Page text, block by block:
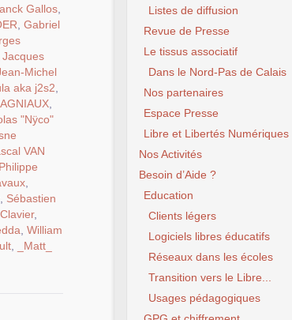
Gallos
Gabriel
Jacques
Michel
aka j2s2
"Nÿco"
VAN
Philippe
Sébastien
,
William
_Matt_
Listes de diffusion
Revue de Presse
Le tissus associatif
Dans le Nord-Pas de Calais
Nos partenaires
Espace Presse
Libre et Libertés Numériques
Nos Activités
Besoin d’Aide ?
Education
Clients légers
Logiciels libres éducatifs
Réseaux dans les écoles
Transition vers le Libre...
Usages pédagogiques